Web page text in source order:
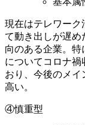
現在はテレワーク
て動き出しが遅め
向のある企業。特
についてコロナ禍
おり、今後のメイ
高い。
④慎重型